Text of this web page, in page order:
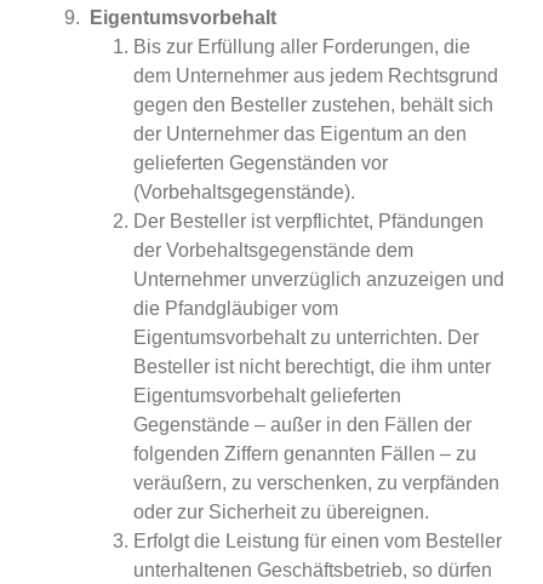
Eigentumsvorbehalt
Bis zur Erfüllung aller Forderungen, die
dem Unternehmer aus jedem Rechtsgrund
gegen den Besteller zustehen, behält sich
der Unternehmer das Eigentum an den
gelieferten Gegenständen vor
(Vorbehaltsgegenstände).
Der Besteller ist verpflichtet, Pfändungen
der Vorbehaltsgegenstände dem
Unternehmer unverzüglich anzuzeigen und
die Pfandgläubiger vom
Eigentumsvorbehalt zu unterrichten. Der
Besteller ist nicht berechtigt, die ihm unter
Eigentumsvorbehalt gelieferten
Gegenstände – außer in den Fällen der
folgenden Ziffern genannten Fällen – zu
veräußern, zu verschenken, zu verpfänden
oder zur Sicherheit zu übereignen.
Erfolgt die Leistung für einen vom Besteller
unterhaltenen Geschäftsbetrieb, so dürfen